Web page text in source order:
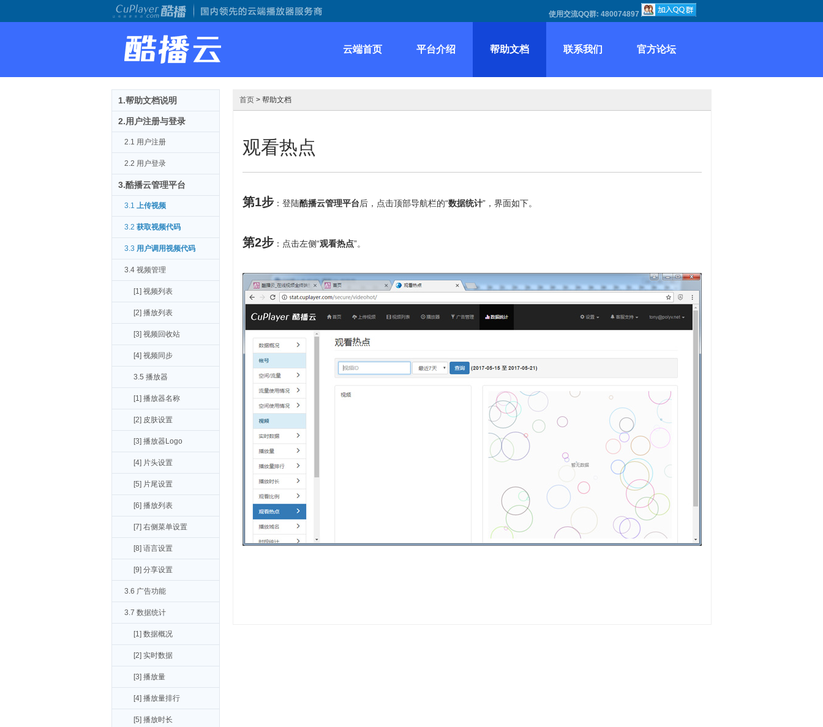
使用交流QQ群: 480074897
云端首页 平台介绍 帮助文档 联系我们 官方论坛
1.帮助文档说明
2.用户注册与登录
2.1 用户注册
2.2 用户登录
3.酷播云管理平台
3.1 上传视频
3.2 获取视频代码
3.3 用户调用视频代码
3.4 视频管理
[1] 视频列表
[2] 播放列表
[3] 视频回收站
[4] 视频同步
3.5 播放器
[1] 播放器名称
[2] 皮肤设置
[3] 播放器Logo
[4] 片头设置
[5] 片尾设置
[6] 播放列表
[7] 右侧菜单设置
[8] 语言设置
[9] 分享设置
3.6 广告功能
3.7 数据统计
[1] 数据概况
[2] 实时数据
[3] 播放量
[4] 播放量排行
[5] 播放时长
首页 > 帮助文档
观看热点
第1步 ：登陆酷播云管理平台后，点击顶部导航栏的“数据统计”，界面如下。
第2步 ：点击左侧“观看热点”。